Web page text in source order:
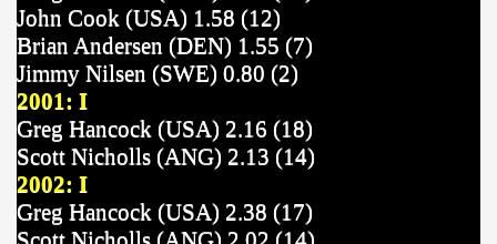
John Cook (USA) 1.58 (12)
Brian Andersen (DEN) 1.55 (7)
Jimmy Nilsen (SWE) 0.80 (2)
2001: I
Greg Hancock (USA) 2.16 (18)
Scott Nicholls (ANG) 2.13 (14)
2002: I
Greg Hancock (USA) 2.38 (17)